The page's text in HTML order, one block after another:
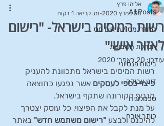
All Posts
החזרי מס / תיאום מס
הנהלת חשבונות
ביטוח פנסיוני
דיני עבודה
טכנולוגיה
כותב אורח
רשות המיסים בישראל- "רישום
לאזור אישי"
אליהו פרץ
30 במרץ 2020
זמן קריאה 1 דקות
עודכן: 20 באפר׳ 2020
רשות המיסים בישראל מתכוונת להעניק
פיצוי כספי לעסקים אשר נפגעו כתוצאה
מנגיף הקורונה שתקף בישראל.
על מנת לקבל את הפיצוי, כל עוסק יצטרך
להיכנס ולבצע "רישום משתמש חדש" באתר